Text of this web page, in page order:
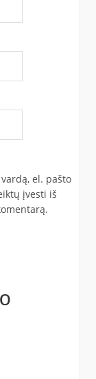
el. pašto
įvesti iš